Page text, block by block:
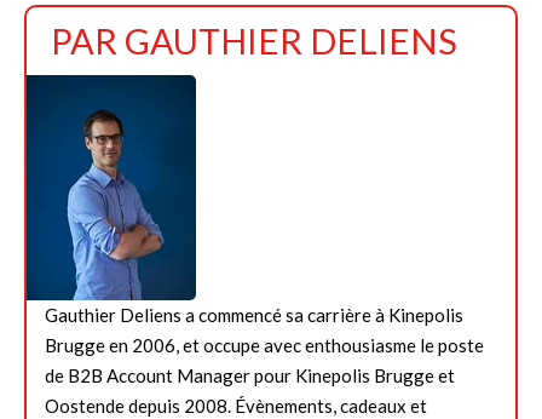
PAR GAUTHIER DELIENS
Gauthier Deliens a commencé sa carrière à Kinepolis
Brugge en 2006, et occupe avec enthousiasme le poste
de B2B Account Manager pour Kinepolis Brugge et
Oostende depuis 2008. Évènements, cadeaux et